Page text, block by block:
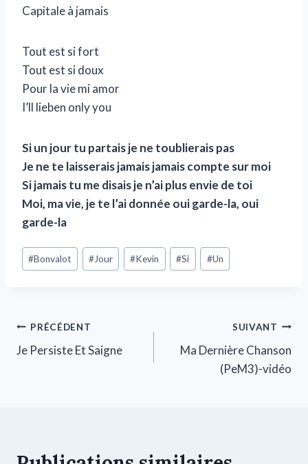
Capitale à jamais
Tout est si fort
Tout est si doux
Pour la vie mi amor
I’ll lieben only you
Si un jour tu partais je ne toublierais pas
Je ne te laisserais jamais jamais compte sur moi
Si jamais tu me disais je n’ai plus envie de toi
Moi, ma vie, je te l’ai donnée oui garde-la, oui
garde-la
#Bonvalot #Jour #Kevin #Si #Un
PRÉCÉDENT
Je Persiste Et Saigne
SUIVANT
Ma Dernière Chanson
(PeM3)-vidéo